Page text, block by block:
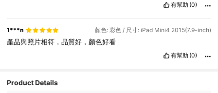
有幫助 (0)
1***n 顏色: 彩色 / 尺寸: iPad Mini4 2015(7.9-inch)
產品與照片相符，品質好，顏色好看
有幫助 (0)
Product Details
4.91